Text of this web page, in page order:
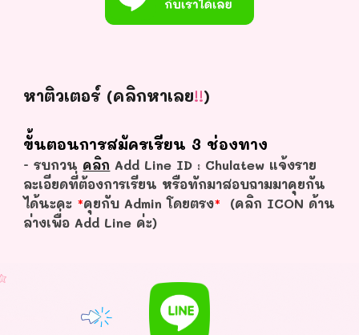
หาติวเตอร์ (คลิกหาเลย!!)
ขั้นตอนการสมัครเรียน 3 ช่องทาง
- รบกวน คลิก Add Line ID : Chulatew แจ้งราย
ละเอียดที่ต้องการเรียน หรือทักมาสอบถามมาคุยกัน
ได้นะคะ *คุยกับ Admin โดยตรง* (คลิก ICON ด้าน
ล่างเพื่อ Add Line ค่ะ)